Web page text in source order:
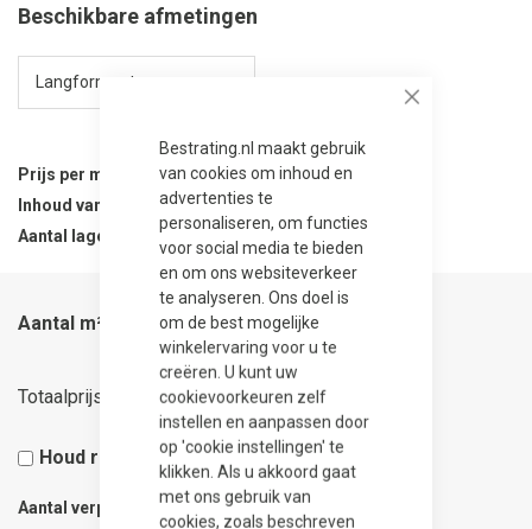
Bestrating.nl maakt gebruik
van cookies om inhoud en
advertenties te
personaliseren, om functies
voor social media te bieden
en om ons websiteverkeer
te analyseren. Ons doel is
om de best mogelijke
winkelervaring voor u te
creëren. U kunt uw
cookievoorkeuren zelf
instellen en aanpassen door
op 'cookie instellingen' te
klikken. Als u akkoord gaat
met ons gebruik van
cookies, zoals beschreven
Beschikbare afmetingen
Prijs per m²
45,25
Inhoud van verpakking 7.2 m²
Aantal lagen per verpakking
241
Aantal m²
Totaalprijs 1,36
Houd rekening met 5% snijverlies
Aantal verpakkingen 0.01